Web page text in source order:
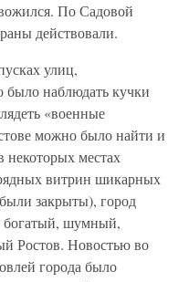
По Садовой
действовали.
улиц,
было наблюдать кучки
«военные
можно было найти и
некоторых местах
витрин шикарных
закрыты), город
богатый, шумный,
Ростов. Новостью во
города было